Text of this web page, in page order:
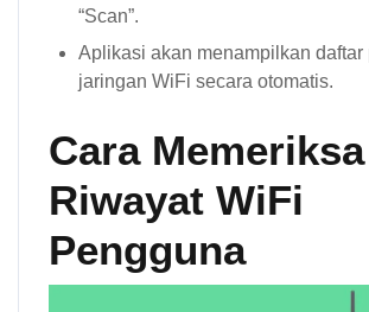
“Scan”.
Aplikasi akan menampilkan daftar
jaringan WiFi secara otomatis.
Cara Memeriksa
Riwayat WiFi
Pengguna